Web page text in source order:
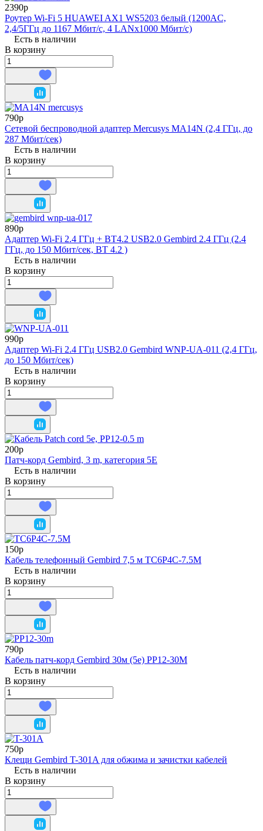
2390р
Роутер Wi-Fi 5 HUAWEI AX1 WS5203 белый (1200AC,
2,4/5ГГц до 1167 Мбит/с, 4 LANx1000 Мбит/с)
Есть в наличии
В корзину
790р
Сетевой беспроводной адаптер Mercusys MA14N (2,4 ГГц, до
287 Мбит/сек)
Есть в наличии
В корзину
890р
Адаптер Wi-Fi 2.4 ГГц + BT4.2 USB2.0 Gembird 2.4 ГГц (2.4
ГГц, до 150 Мбит/сек, BT 4.2 )
Есть в наличии
В корзину
990р
Адаптер Wi-Fi 2.4 ГГц USB2.0 Gembird WNP-UA-011 (2,4 ГГц,
до 150 Мбит/сек)
Есть в наличии
В корзину
200р
Патч-корд Gembird, 3 m, категория 5Е
Есть в наличии
В корзину
150р
Кабель телефонный Gembird 7,5 м TC6P4C-7.5M
Есть в наличии
В корзину
790р
Кабель патч-корд Gembird 30м (5e) PP12-30M
Есть в наличии
В корзину
750р
Клещи Gembird T-301A для обжима и зачистки кабелей
Есть в наличии
В корзину